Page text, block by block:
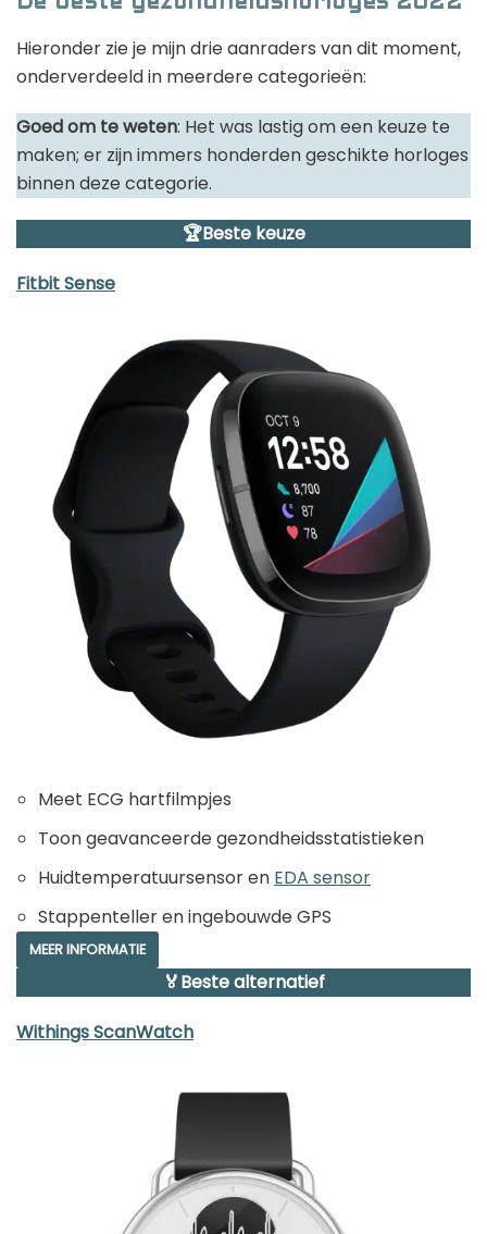
Hieronder zie je mijn drie aanraders van dit moment,
onderverdeeld in meerdere categorieën:
Goed om te weten: Het was lastig om een keuze te
maken; er zijn immers honderden geschikte horloges
binnen deze categorie.
🏆Beste keuze
Fitbit Sense
Meet ECG hartfilmpjes
Toon geavanceerde gezondheidsstatistieken
Huidtemperatuursensor en EDA sensor
Stappenteller en ingebouwde GPS
MEER INFORMATIE
🏅Beste alternatief
Withings ScanWatch